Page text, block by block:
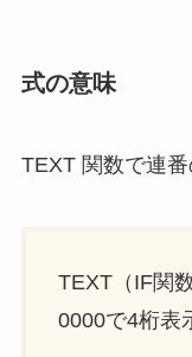
式の意味
TEXT 関数で連番
TEXT（IF関
0000で4桁表